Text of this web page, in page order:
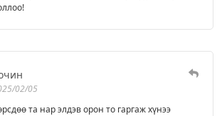
02/05
та нар элдэв орон то гаргаж хүнээ